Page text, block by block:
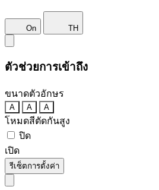
On TH
ตัวช่วยการเข้าถึง
ขนาดตัวอักษร
A A A
โหมดสีตัดกันสูง
ปิด
เปิด
รีเซ็ตการตั้งค่า